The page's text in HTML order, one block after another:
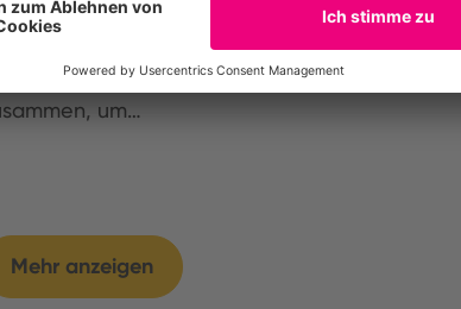
Bewertung und Kommunikation der
von Lebensmitteln (CLIF)
am 15. und 16. Juni 2023 in Rom
um…
Mehr anzeigen